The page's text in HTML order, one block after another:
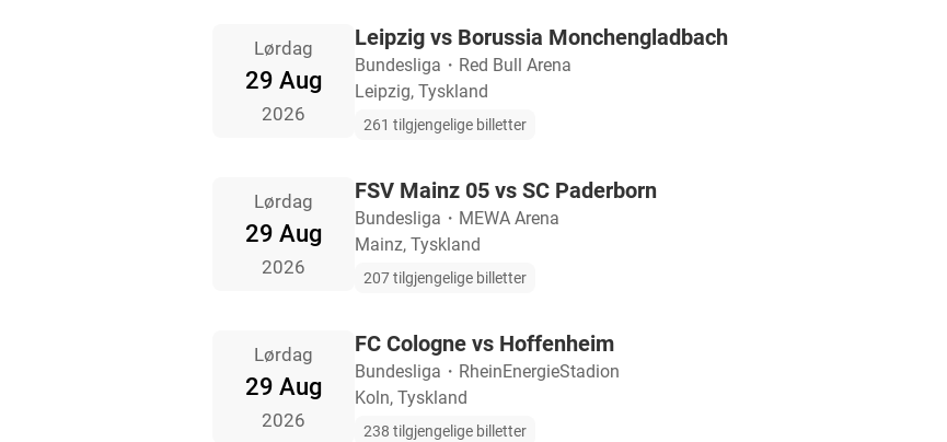
Lørdag
29 Aug
2026
Leipzig vs Borussia Monchengladbach
Bundesliga ・ Red Bull Arena
Leipzig, Tyskland
261 tilgjengelige billetter
Lørdag
29 Aug
2026
FSV Mainz 05 vs SC Paderborn
Bundesliga ・ MEWA Arena
Mainz, Tyskland
207 tilgjengelige billetter
Lørdag
29 Aug
2026
FC Cologne vs Hoffenheim
Bundesliga ・ RheinEnergieStadion
Koln, Tyskland
238 tilgjengelige billetter